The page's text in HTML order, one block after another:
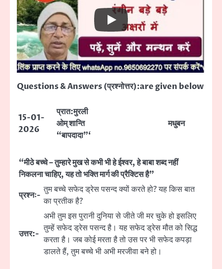
Questions & Answers (प्रश्नोत्तर):are given below
15-01-
2026
प्रात:मुरली
ओम् शान्ति
“बापदादा”‘
मधुबन
“मीठे बच्चे – तुम्हारे मुख से कभी भी हे ईश्वर, हे बाबा शब्द नहीं
निकलना चाहिए, यह तो भक्ति मार्ग की प्रैक्टिस है”
प्रश्नः-
तुम बच्चे सफेद ड्रेस पसन्द क्यों करते हो? यह किस बात
का प्रतीक है?
उत्तर:-
अभी तुम इस पुरानी दुनिया से जीते जी मर चुके हो इसलिए
तुम्हें सफेद ड्रेस पसन्द है। यह सफेद ड्रेस मौत को सिद्ध
करता है। जब कोई मरता है तो उस पर भी सफेद कपड़ा
डालते हैं, तुम बच्चे भी अभी मरजीवा बने हो।